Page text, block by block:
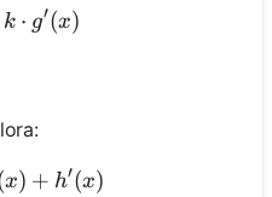
f^{\prime}(x)=k \cdot
k ⋅ g′(x)
x) + h′(x)